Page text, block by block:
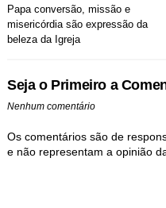
Papa conversão, missão e
misericórdia são expressão da
beleza da Igreja
Seja o Primeiro a
Nenhum comentário
Os comentários são de
e não representam a opinião